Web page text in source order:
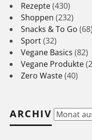
Rezepte(430)
Shoppen (232)
Snacks & To Go (68)
Sport(32)
Vegane Basics (82)
Vegane Produkte
Zero Waste(40)
ARCHIV Archiv